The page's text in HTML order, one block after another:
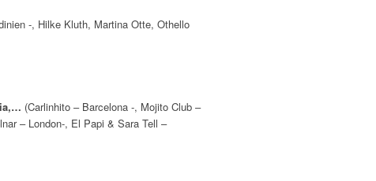
-, Hilke Kluth, Martina Otte, Othello
(Carlinhito – Barcelona -, Mojito Club –
– London-, El Papi & Sara Tell –